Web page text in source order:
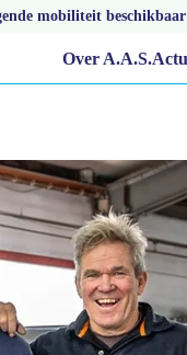
mobiliteit beschikbaar
Over A.A.S.